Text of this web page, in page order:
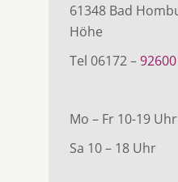
61348 Bad
Höhe
Tel 06172 –92600
Mo – Fr 10-19 Uhr
Sa 10 – 18 Uhr